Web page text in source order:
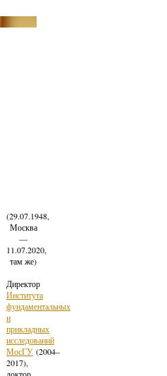
(29.07.1948,
Москва
—
11.07.2020,
там же)
Директор
Института
фундаментальных
и
прикладных
исследований
МосГУ (2004–
2017),